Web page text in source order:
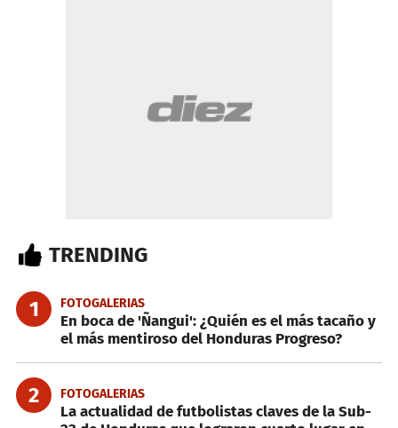
TRENDING
1 FOTOGALERIAS
En boca de 'Ñangui': ¿Quién es el más tacaño y
el más mentiroso del Honduras Progreso?
2 FOTOGALERIAS
La actualidad de futbolistas claves de la Sub-